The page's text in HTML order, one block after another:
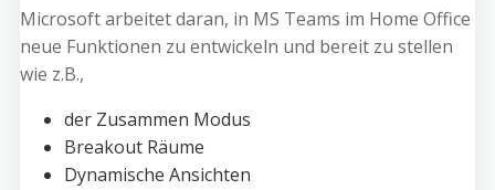
Microsoft arbeitet daran, in MS Teams im Home Office
neue Funktionen zu entwickeln und bereit zu stellen
wie z.B.,
der Zusammen Modus
Breakout Räume
Dynamische Ansichten